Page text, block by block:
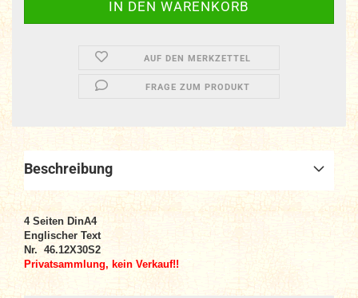
AUF DEN MERKZETTEL
FRAGE ZUM PRODUKT
Beschreibung
4 Seiten DinA4
Englischer Text
Nr. 46.12X30S2
Privatsammlung, kein Verkauf!!